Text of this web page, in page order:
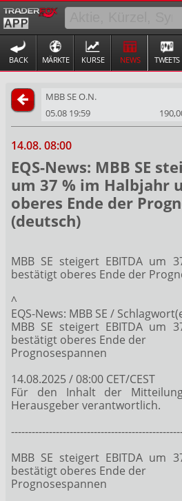
BACK MÄRKTE KURSE NEWS TWEETS
MBB SE O.N.
05.08 19:59
14.08. 08:00
EQS-News: MBB SE
um 37 % im Halbjahr
oberes Ende der
(deutsch)
MBB SE steigert EBITDA um
bestätigt oberes Ende der
^
EQS-News: MBB SE /
MBB SE steigert EBITDA um
bestätigt oberes Ende der
Prognosespannen
14.08.2025 / 08:00 CET/CEST
Für den Inhalt der
Herausgeber verantwortlich.
MBB SE steigert EBITDA um
bestätigt oberes Ende der
Prognosespannen